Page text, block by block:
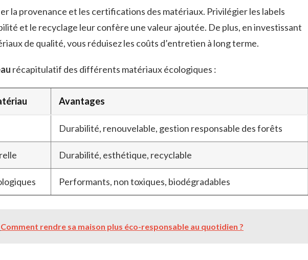
la provenance et les certifications des matériaux. Privilégier les labels
et le recyclage leur confère une valeur ajoutée. De plus, en investissant
de qualité, vous réduisez les coûts d’entretien à long terme.
récapitulatif des différents matériaux écologiques :
Avantages
Durabilité, renouvelable, gestion responsable des forêts
Durabilité, esthétique, recyclable
Performants, non toxiques, biodégradables
Comment rendre sa maison plus éco-responsable au quotidien ?